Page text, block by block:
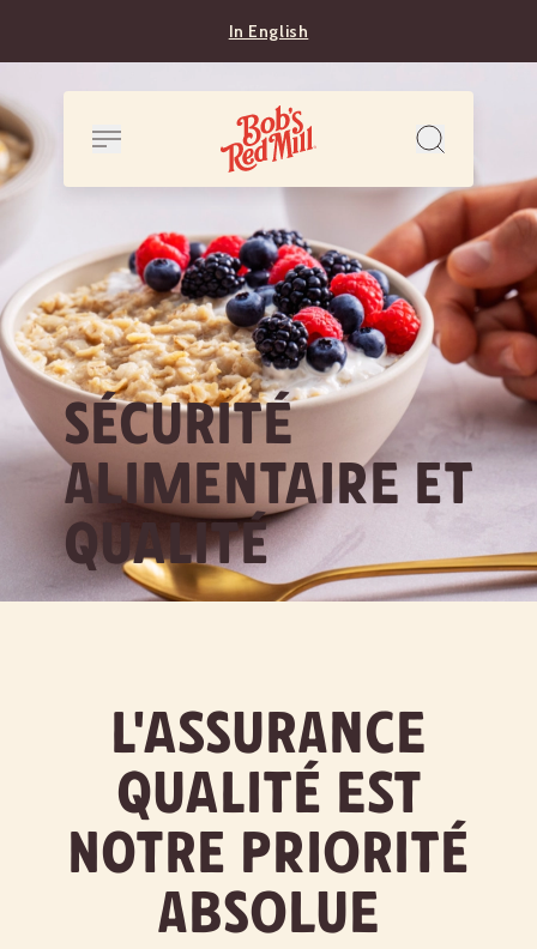
In English
SÉCURITÉ
ALIMENTAIRE ET
QUALITÉ
L'assurance
qualité est
notre priorité
absolue